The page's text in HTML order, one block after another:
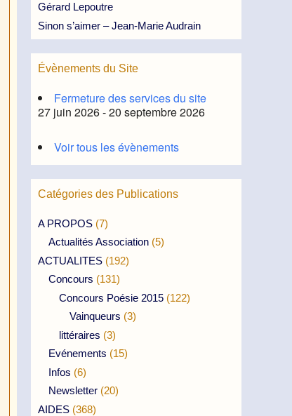
Gérard Lepoutre
Sinon s’aimer – Jean-Marie Audrain
Évènements du Site
Fermeture des services du site
27 juin 2026 - 20 septembre 2026
Voir tous les évènements
Catégories des Publications
A PROPOS (7)
Actualités Association (5)
ACTUALITES (192)
Concours (131)
Concours Poésie 2015 (122)
Vainqueurs (3)
littéraires (3)
Evénements (15)
Infos (6)
Newsletter (20)
AIDES (368)